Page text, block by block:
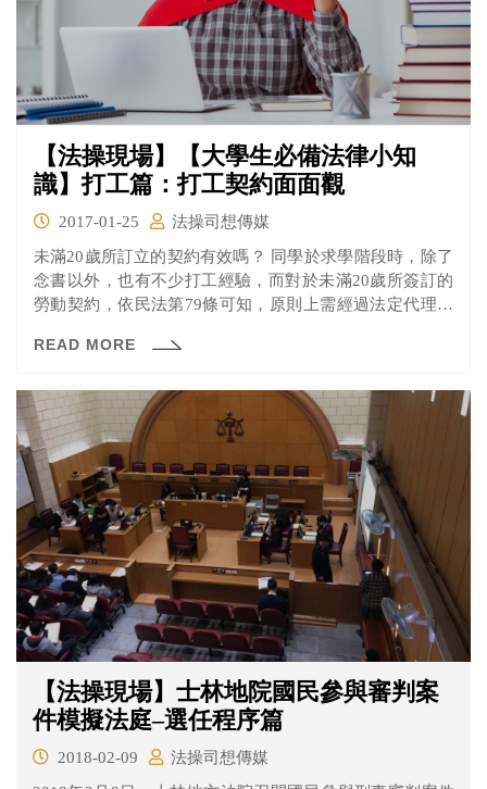
【法操現場】【大學生必備法律小知
識】打工篇：打工契約面面觀
2017-01-25
法操司想傳媒
未滿20歲所訂立的契約有效嗎？ 同學於求學階段時，除了
念書以外，也有不少打工經驗，而對於未滿20歲所簽訂的
勞動契約，依民法第79條可知，原則上需經過法定代理人
法定代理人不承認時，該契約不生效力，而法定代理人不
對方，而用信函的方式，若往後需要舉證時也比較方便。
READ MORE
【法操現場】士林地院國民參與審判案
件模擬法庭–選任程序篇
2018-02-09
法操司想傳媒